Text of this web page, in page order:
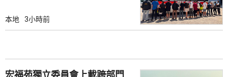
本地 3小時前
宏福苑獨立委員會上載跨部門